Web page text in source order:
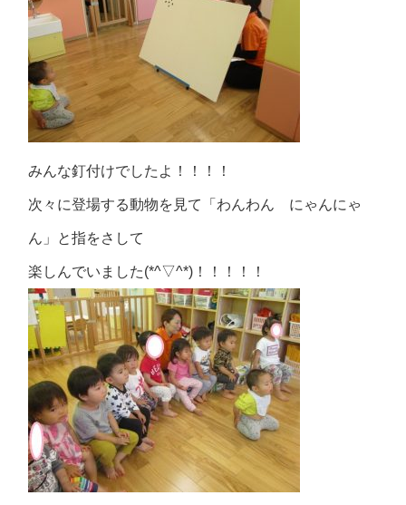
みんな釘付けでしたよ！！！！
次々に登場する動物を見て「わんわん にゃんにゃ
ん」と指をさして
楽しんでいました(*^▽^*)！！！！！